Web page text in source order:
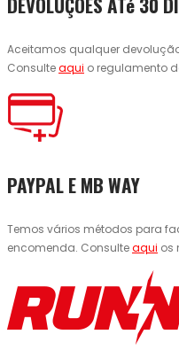
Aceitamos qualquer
Consulteaqui o regulamento
PAYPAL E MB WAY
Temos vários métodos para
encomenda. Consulteaqui os